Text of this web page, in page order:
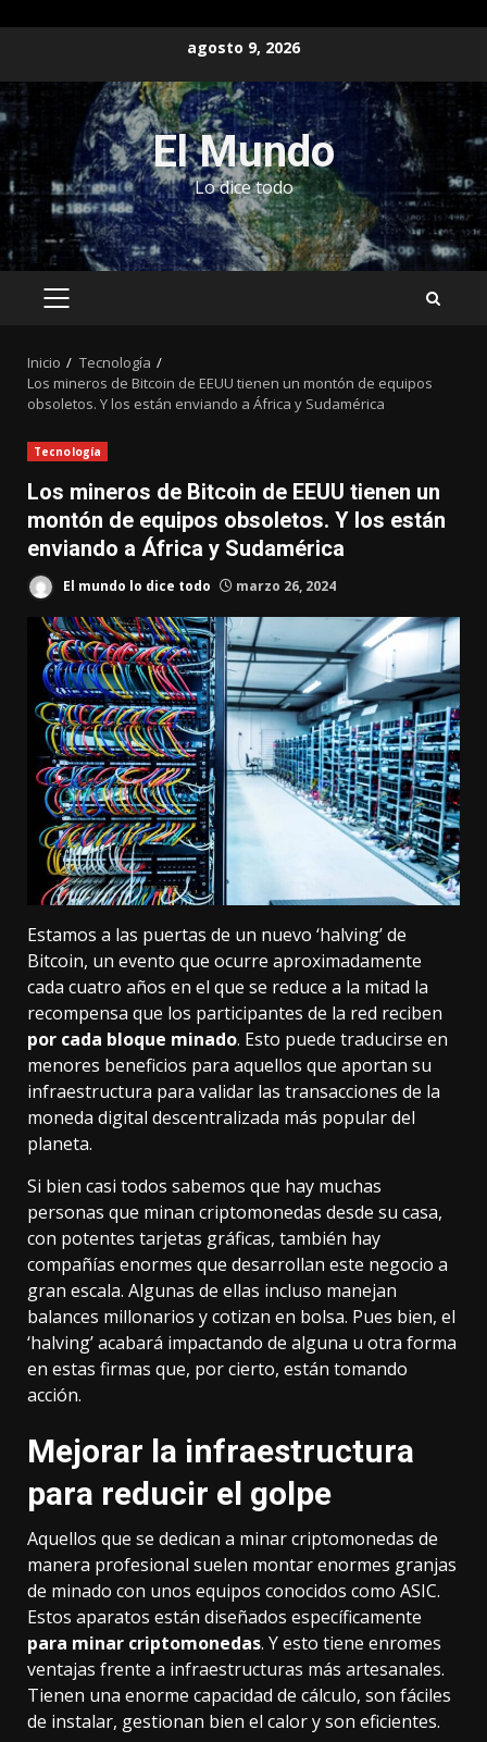
contenido
agosto 9, 2026
El Mundo
Lo dice todo
MENÚ
Inicio
Tecnología
Los mineros de Bitcoin de EEUU tienen un montón de equipos
obsoletos. Y los están enviando a África y Sudamérica
Tecnología
Los mineros de Bitcoin de EEUU tienen un
montón de equipos obsoletos. Y los están
enviando a África y Sudamérica
El mundo lo dice todo marzo 26, 2024
Estamos a las puertas de un nuevo ‘halving’ de
Bitcoin, un evento que ocurre aproximadamente
cada cuatro años en el que se reduce a la mitad la
recompensa que los participantes de la red reciben
por cada bloque minado. Esto puede traducirse en
menores beneficios para aquellos que aportan su
infraestructura para validar las transacciones de la
moneda digital descentralizada más popular del
planeta.
Si bien casi todos sabemos que hay muchas
personas que minan criptomonedas desde su casa,
con potentes tarjetas gráficas, también hay
compañías enormes que desarrollan este negocio a
gran escala. Algunas de ellas incluso manejan
balances millonarios y cotizan en bolsa. Pues bien, el
‘halving’ acabará impactando de alguna u otra forma
en estas firmas que, por cierto, están tomando
acción.
Mejorar la infraestructura
para reducir el golpe
Aquellos que se dedican a minar criptomonedas de
manera profesional suelen montar enormes granjas
de minado con unos equipos conocidos como ASIC.
Estos aparatos están diseñados específicamente
para minar criptomonedas. Y esto tiene enromes
ventajas frente a infraestructuras más artesanales.
Tienen una enorme capacidad de cálculo, son fáciles
de instalar, gestionan bien el calor y son eficientes.